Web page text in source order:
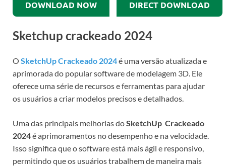
DOWNLOAD NOW DIRECT DOWNLOAD
Sketchup crackeado 2024
O SketchUp Crackeado 2024é uma versão atualizada e
aprimorada do popular software de modelagem 3D. Ele
oferece uma série de recursos e ferramentas para ajudar
os usuários a criar modelos precisos e detalhados.
Uma das principais melhorias doSketchUp Crackeado
2024é aprimoramentos no desempenho e na velocidade.
Isso significa que o software está mais ágil e responsivo,
permitindo que os usuários trabalhem de maneira mais